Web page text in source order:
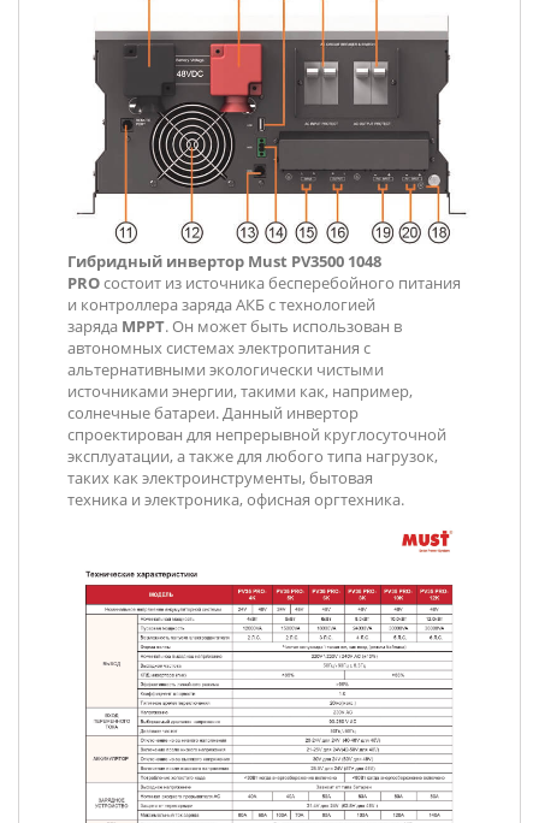
Гибридный инвертор Must PV3500 1048
PROсостоит из источника бесперебойного питания
и контроллера заряда АКБ с технологией
заряда MPPT. Он может быть использован в
автономных системах электропитания с
альтернативными экологически чистыми
источниками энергии, такими как, например,
солнечные батареи. Данный инвертор
спроектирован для непрерывной круглосуточной
эксплуатации, а также для любого типа нагрузок,
таких как электроинструменты, бытовая
техника и электроника, офисная оргтехника.